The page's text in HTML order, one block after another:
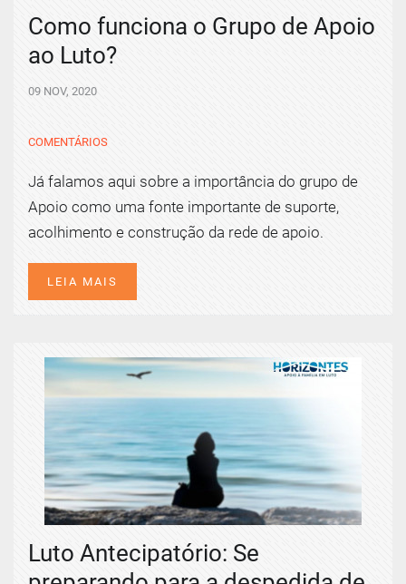
Como funciona o Grupo de Apoio
ao Luto?
09 NOV, 2020
COMENTÁRIOS
Já falamos aqui sobre a importância do grupo de
Apoio como uma fonte importante de suporte,
acolhimento e construção da rede de apoio.
LEIA MAIS
Luto Antecipatório: Se